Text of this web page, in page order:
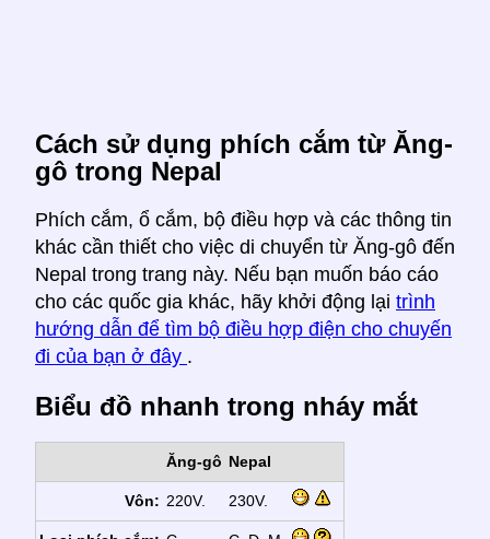
Cách sử dụng phích cắm từ Ăng-
gô trong Nepal
Phích cắm, ổ cắm, bộ điều hợp và các thông tin
khác cần thiết cho việc di chuyển từ Ăng-gô đến
Nepal trong trang này. Nếu bạn muốn báo cáo
cho các quốc gia khác, hãy khởi động lại trình
hướng dẫn để tìm bộ điều hợp điện cho chuyến
đi của bạn ở đây .
Biểu đồ nhanh trong nháy mắt
Ăng-gô Nepal
Vôn: 220V. 230V.